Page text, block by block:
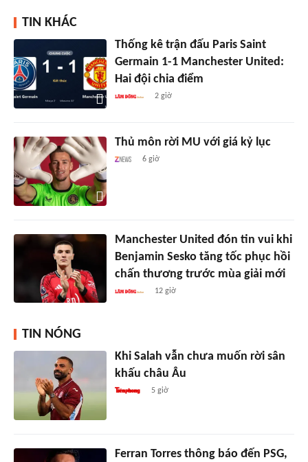
TIN KHÁC
Thống kê trận đấu Paris Saint
Germain 1-1 Manchester United:
Hai đội chia điểm
2 giờ
Thủ môn rời MU với giá kỷ lục
6 giờ
Manchester United đón tin vui khi
Benjamin Sesko tăng tốc phục hồi
chấn thương trước mùa giải mới
12 giờ
TIN NÓNG
Khi Salah vẫn chưa muốn rời sân
khấu châu Âu
5 giờ
Ferran Torres thông báo đến PSG,